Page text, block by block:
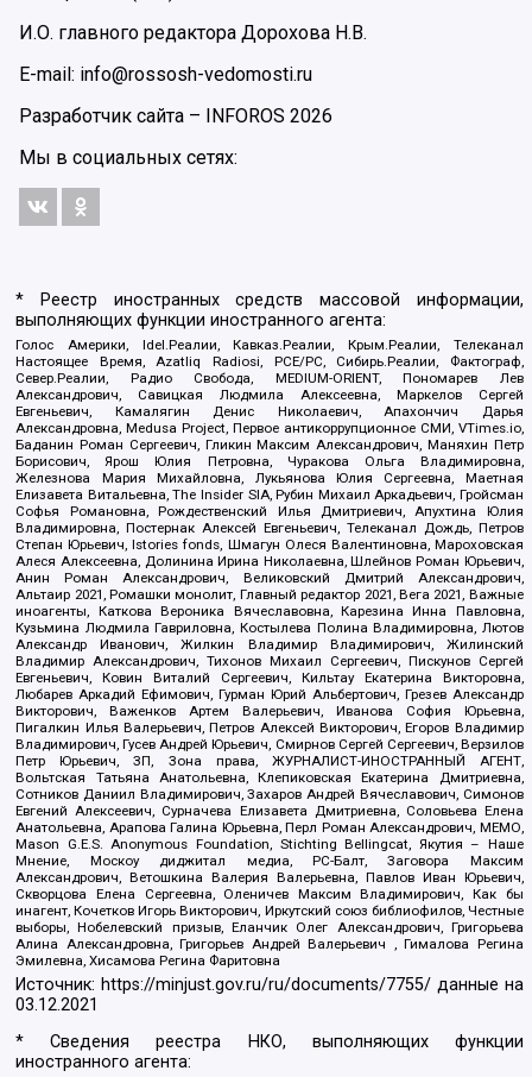
И.О. главного редактора Дорохова Н.В.
E-mail: info@rossosh-vedomosti.ru
Разработчик сайта – INFOROS 2026
Мы в социальных сетях:
* Реестр иностранных средств массовой информации,
выполняющих функции иностранного агента:
Голос Америки, Idel.Реалии, Кавказ.Реалии, Крым.Реалии, Телеканал
Настоящее Время, Azatliq Radiosi, PCE/PC, Сибирь.Реалии, Фактограф,
Север.Реалии, Радио Свобода, MEDIUM-ORIENT, Пономарев Лев
Александрович, Савицкая Людмила Алексеевна, Маркелов Сергей
Евгеньевич, Камалягин Денис Николаевич, Апахончич Дарья
Александровна, Medusa Project, Первое антикоррупционное СМИ, VTimes.io,
Баданин Роман Сергеевич, Гликин Максим Александрович, Маняхин Петр
Борисович, Ярош Юлия Петровна, Чуракова Ольга Владимировна,
Железнова Мария Михайловна, Лукьянова Юлия Сергеевна, Маетная
Елизавета Витальевна, The Insider SIA, Рубин Михаил Аркадьевич, Гройсман
Софья Романовна, Рождественский Илья Дмитриевич, Апухтина Юлия
Владимировна, Постернак Алексей Евгеньевич, Телеканал Дождь, Петров
Степан Юрьевич, Istories fonds, Шмагун Олеся Валентиновна, Мароховская
Алеся Алексеевна, Долинина Ирина Николаевна, Шлейнов Роман Юрьевич,
Анин Роман Александрович, Великовский Дмитрий Александрович,
Альтаир 2021, Ромашки монолит, Главный редактор 2021, Вега 2021, Важные
иноагенты, Каткова Вероника Вячеславовна, Карезина Инна Павловна,
Кузьмина Людмила Гавриловна, Костылева Полина Владимировна, Лютов
Александр Иванович, Жилкин Владимир Владимирович, Жилинский
Владимир Александрович, Тихонов Михаил Сергеевич, Пискунов Сергей
Евгеньевич, Ковин Виталий Сергеевич, Кильтау Екатерина Викторовна,
Любарев Аркадий Ефимович, Гурман Юрий Альбертович, Грезев Александр
Викторович, Важенков Артем Валерьевич, Иванова София Юрьевна,
Пигалкин Илья Валерьевич, Петров Алексей Викторович, Егоров Владимир
Владимирович, Гусев Андрей Юрьевич, Смирнов Сергей Сергеевич, Верзилов
Петр Юрьевич, ЗП, Зона права, ЖУРНАЛИСТ-ИНОСТРАННЫЙ АГЕНТ,
Вольтская Татьяна Анатольевна, Клепиковская Екатерина Дмитриевна,
Сотников Даниил Владимирович, Захаров Андрей Вячеславович, Симонов
Евгений Алексеевич, Сурначева Елизавета Дмитриевна, Соловьева Елена
Анатольевна, Арапова Галина Юрьевна, Перл Роман Александрович, МЕМО,
Mason G.E.S. Anonymous Foundation, Stichting Bellingcat, Якутия – Наше
Мнение, Москоу диджитал медиа, РС-Балт, Заговора Максим
Александрович, Ветошкина Валерия Валерьевна, Павлов Иван Юрьевич,
Скворцова Елена Сергеевна, Оленичев Максим Владимирович, Как бы
инагент, Кочетков Игорь Викторович, Иркутский союз библиофилов, Честные
выборы, Нобелевский призыв, Еланчик Олег Александрович, Григорьева
Алина Александровна, Григорьев Андрей Валерьевич , Гималова Регина
Эмилевна, Хисамова Регина Фаритовна
Источник: https://minjust.gov.ru/ru/documents/7755/ данные на
03.12.2021
* Сведения реестра НКО, выполняющих функции
иностранного агента: